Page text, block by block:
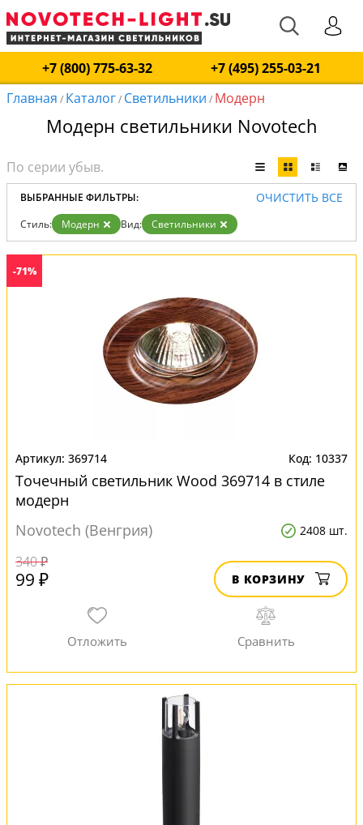
+7 (800) 775-63-32
+7 (495) 255-03-21
Главная / Каталог/ Светильники / Модерн
Модерн светильники Novotech
ВЫБРАННЫЕ ФИЛЬТРЫ: ОЧИСТИТЬ ВСЕ
Стиль: Модерн Вид: Светильники
-71%
369714 10337
Точечный светильник Wood 369714 в стиле
модерн
Novotech (Венгрия)
2408 шт.
340 ₽
99 ₽ В КОРЗИНУ